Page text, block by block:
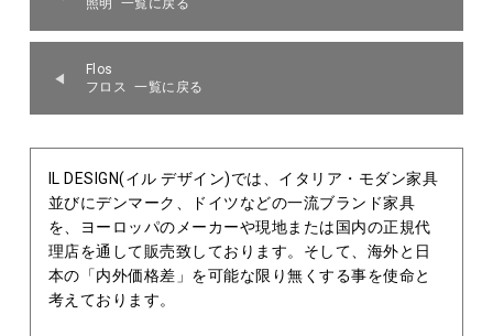
照明 一覧に戻る
Flos
フロス 一覧に戻る
IL DESIGN(イル デザイン)では、イタリア・モダン家具
並びにデンマーク、ドイツなどの一流ブランド家具
を、ヨーロッパのメーカーや現地または国内の正規代
理店を通して販売致しております。そして、海外と日
本の「内外価格差」を可能な限り無くする事を使命と
考えております。